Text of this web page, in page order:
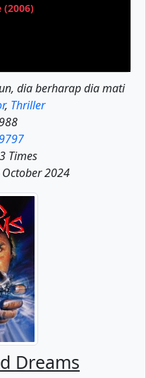
(2006)
dia berharap dia mati
, Thriller
Times
2024
Dreams